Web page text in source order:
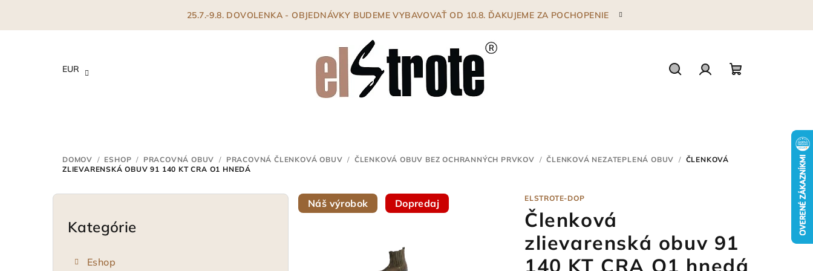
25.7.-9.8. DOVOLENKA - OBJEDNÁVKY BUDEME VYBAVOVAŤ OD 10.8. ĎAKUJEME ZA POCHOPENIE
EUR
DOMOV / ESHOP / PRACOVNÁ OBUV / PRACOVNÁ ČLENKOVÁ OBUV / ČLENKOVÁ OBUV BEZ OCHRANNÝCH PRVKOV / ČLENKOVÁ NEZATEPLENÁ OBUV / ČLENKOVÁ
ZLIEVARENSKÁ OBUV 91 140 KT CRA O1 HNEDÁ
B
Preskočiť
kategórie
Kategórie
Eshop
ELSTROTE-DOP
Členková
zlievarenská obuv 91
140 KT CRA O1 hnedá
Náš výrobok Dopredaj